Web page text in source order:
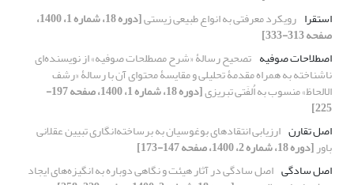
استقرا رویکرد معرفتی به انواع طبیعی زیستی [دوره 18، شماره 1، 1400،
صفحه 313-333]
اصطلاحات صوفیه تصحیح رسالۀ «شرح مصطلحات صوفیه» از نویسنده‌ای
ناشناخته به همراه مقدمۀ تحلیلی و مقایسۀ محتوای آن با رسالۀ «رشف
الالحاظ» منسوب به اُلفَتی تبریزی [دوره 18، شماره 1، 1400، صفحه 197-
225]
اصل تقارن ارزیابی انتقادهای بوغوسیان به برساخته‌انگاری تبیین عقلانی
باور[دوره 18، شماره 2، 1400، صفحه 147-173]
اصل سادگی اصل سادگی در آثار هیئت و نگاهی دوباره به انگیزه‌های ایجاد